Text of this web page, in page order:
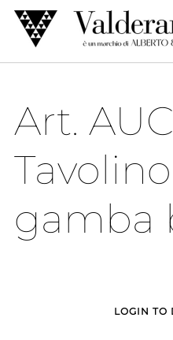
Skip
content
Art.
gamba
LOGIN TO